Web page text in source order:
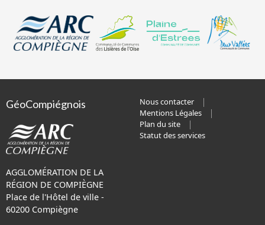
GéoCompiégnois
AGGLOMÉRATION DE LA
RÉGION DE COMPIÈGNE
Place de l'Hôtel de ville -
60200 Compiègne
Nous contacter
Mentions Légales
Plan du site
Statut des services